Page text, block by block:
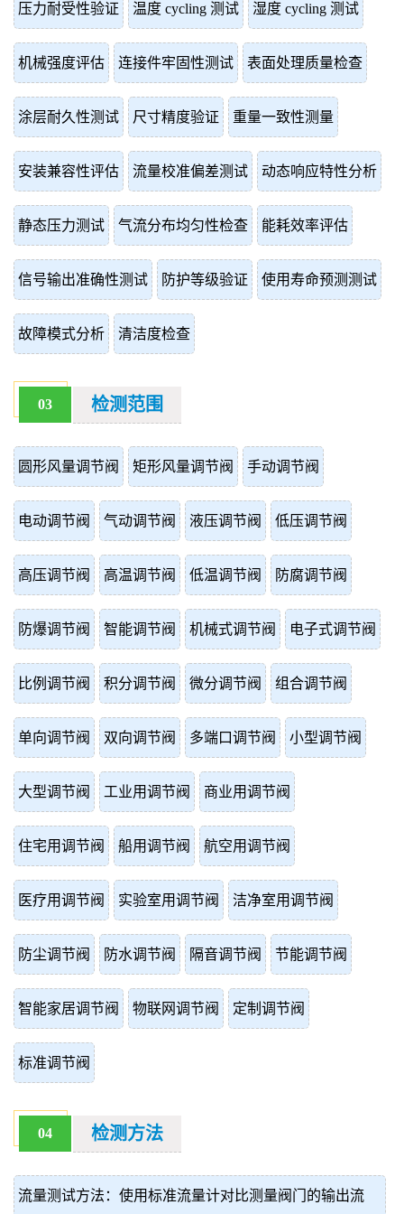
压力耐受性验证 温度 cycling 测试 湿度 cycling 测试
机械强度评估 连接件牢固性测试 表面处理质量检查
涂层耐久性测试 尺寸精度验证 重量一致性测量
安装兼容性评估 流量校准偏差测试 动态响应特性分析
静态压力测试 气流分布均匀性检查 能耗效率评估
信号输出准确性测试 防护等级验证 使用寿命预测测试
故障模式分析 清洁度检查
03 检测范围
圆形风量调节阀 矩形风量调节阀 手动调节阀
电动调节阀 气动调节阀 液压调节阀 低压调节阀
高压调节阀 高温调节阀 低温调节阀 防腐调节阀
防爆调节阀 智能调节阀 机械式调节阀 电子式调节阀
比例调节阀 积分调节阀 微分调节阀 组合调节阀
单向调节阀 双向调节阀 多端口调节阀 小型调节阀
大型调节阀 工业用调节阀 商业用调节阀
住宅用调节阀 船用调节阀 航空用调节阀
医疗用调节阀 实验室用调节阀 洁净室用调节阀
防尘调节阀 防水调节阀 隔音调节阀 节能调节阀
智能家居调节阀 物联网调节阀 定制调节阀
标准调节阀
04 检测方法
流量测试方法：使用标准流量计对比测量阀门的输出流